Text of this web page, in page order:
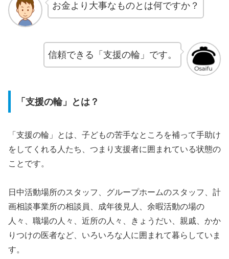
お金より大事なものとは何ですか？
信頼できる「支援の輪」です。
「支援の輪」とは？
「支援の輪」とは、子どもの苦手なところを補って手助け
をしてくれる人たち、つまり支援者に囲まれている状態の
ことです。
日中活動場所のスタッフ、グループホームのスタッフ、計
画相談事業所の相談員、成年後見人、余暇活動の場の
人々、職場の人々、近所の人々、きょうだい、親戚、かか
りつけの医者など、いろいろな人に囲まれて暮らしていま
す。